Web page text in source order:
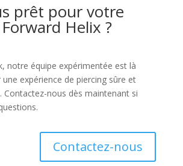
prêt pour votre
Helix ?
notre équipe expérimentée est là
expérience de piercing sûre et
Contactez-nous dès maintenant si
Contactez-nous